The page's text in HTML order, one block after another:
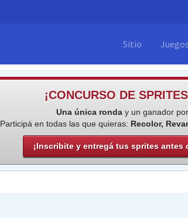
Sitio Juegos
¡CONCURSO DE
Una única ronday un ganador
Participá en todas las que quieras: Recolor,
¡Inscribite y entregá tus sprites antes